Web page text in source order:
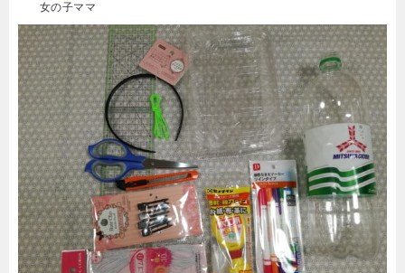
女の子ママ